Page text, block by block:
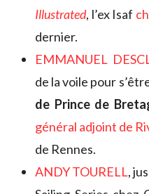
Illustrated, l’ex Isaf
dernier.
EMMANUEL
de la voile pour
de Prince de
général adjoint de
de Rennes.
ANDY TOURELL,